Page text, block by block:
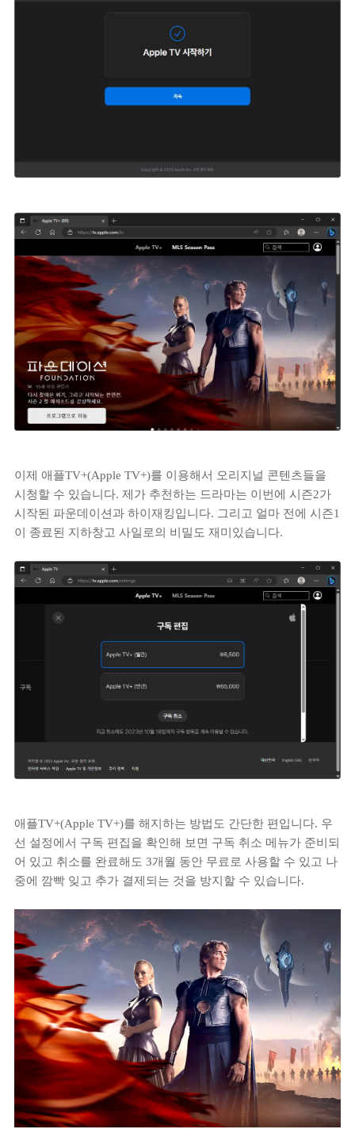
이제 애플TV+(Apple TV+)를 이용해서 오리지널 콘텐츠들을
시청할 수 있습니다. 제가 추천하는 드라마는 이번에 시즌2가
시작된 파운데이션과 하이재킹입니다. 그리고 얼마 전에 시즌1
이 종료된 지하창고 사일로의 비밀도 재미있습니다.
애플TV+(Apple TV+)를 해지하는 방법도 간단한 편입니다. 우
선 설정에서 구독 편집을 확인해 보면 구독 취소 메뉴가 준비되
어 있고 취소를 완료해도 3개월 동안 무료로 사용할 수 있고 나
중에 깜빡 잊고 추가 결제되는 것을 방지할 수 있습니다.